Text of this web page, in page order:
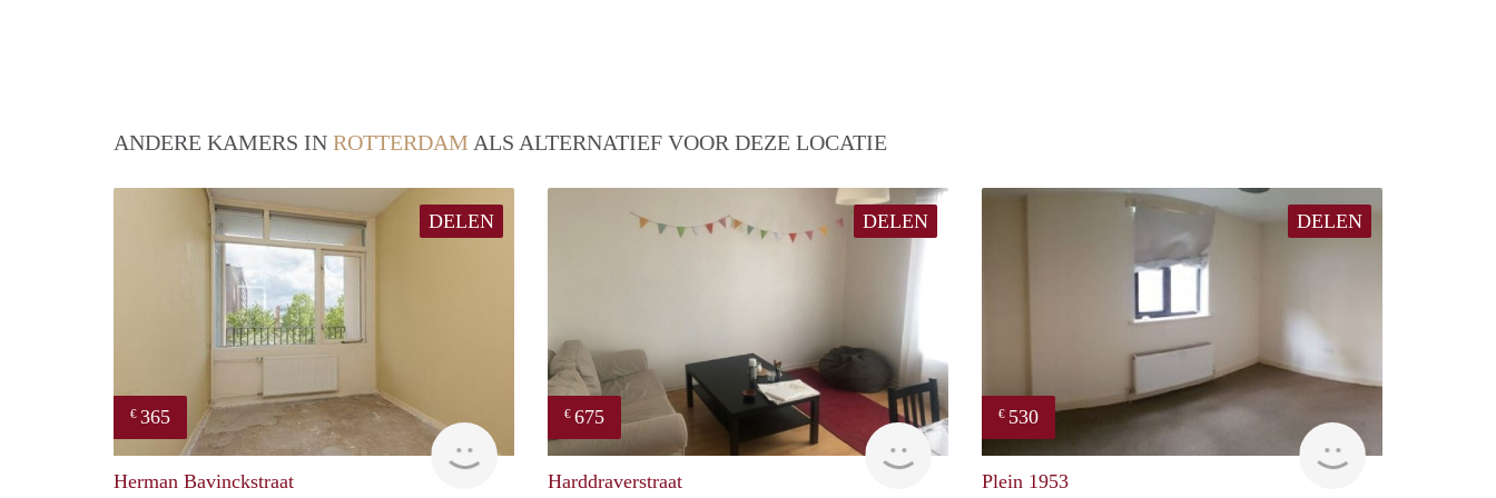
ANDERE KAMERS IN ROTTERDAM ALS ALTERNATIEF VOOR DEZE LOCATIE
DELEN
€ 365
Herman Bavinckstraat
DELEN
€ 675
finder
Harddraverstraat
DELEN
€ 530
Plein 1953